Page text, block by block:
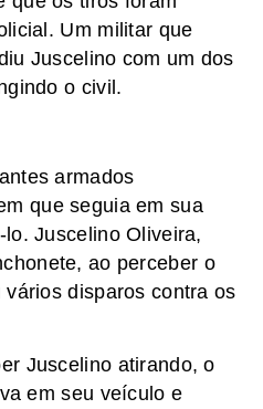
Um militar que
Juscelino com um dos
o civil.
armados
que seguia em sua
Juscelino Oliveira,
ao perceber o
disparos contra os
Juscelino atirando, o
em seu veículo e